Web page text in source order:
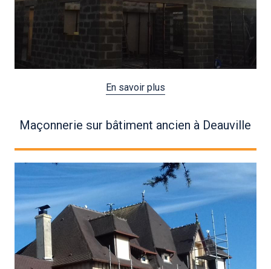
En savoir plus
Maçonnerie sur bâtiment ancien à Deauville